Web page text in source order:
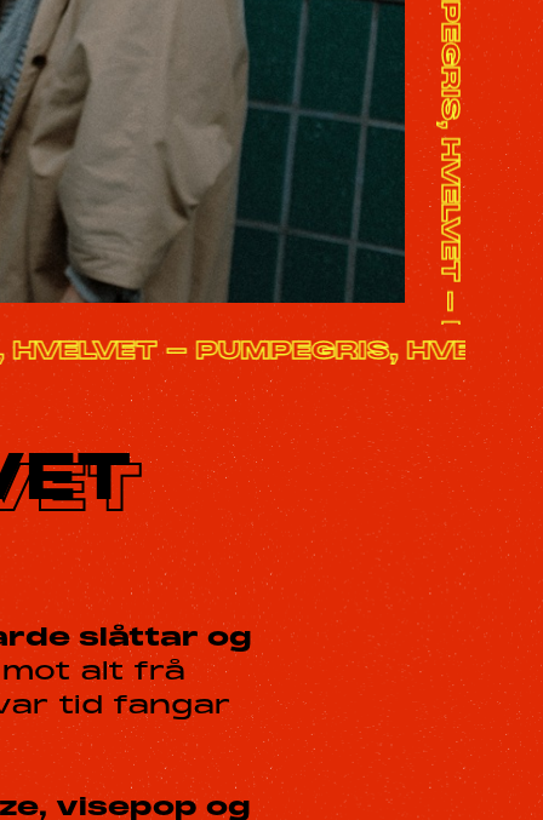
HVELVET - PUMPEGRIS,
slåttar og
alt frå
tid fangar
visepop og